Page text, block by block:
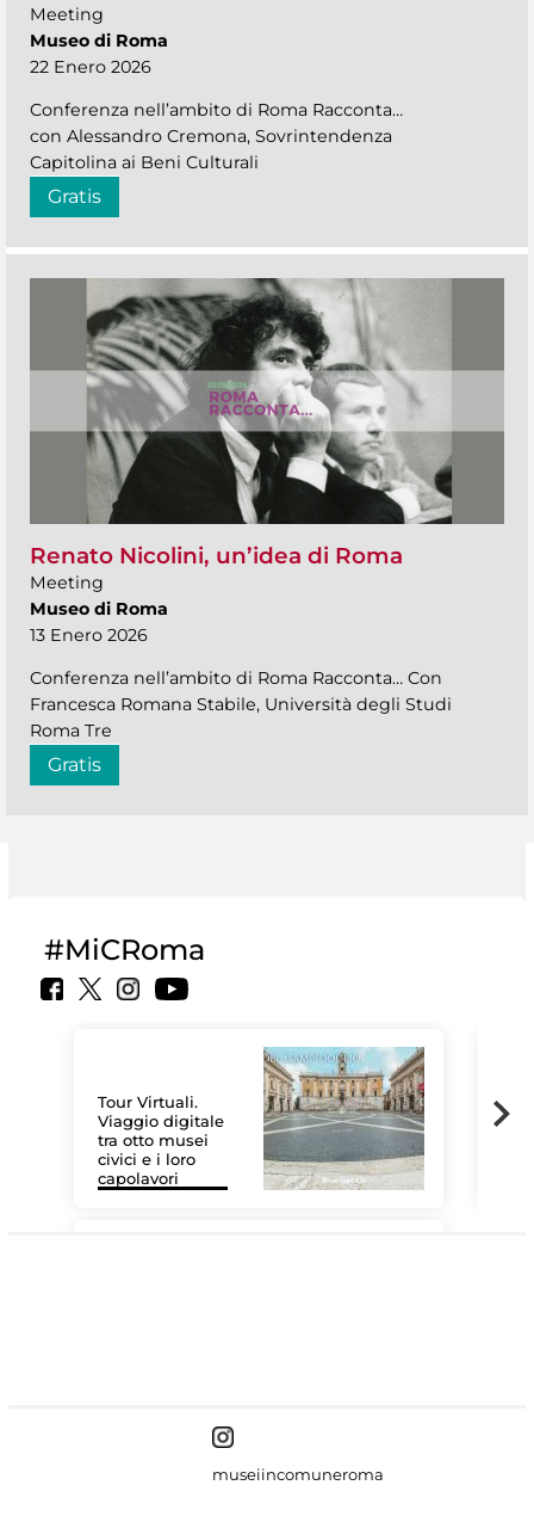
Meeting
Museo di Roma
22 Enero 2026
Conferenza nell’ambito di Roma Racconta…
con Alessandro Cremona, Sovrintendenza
Capitolina ai Beni Culturali
Gratis
Renato Nicolini, un’idea di Roma
Meeting
Museo di Roma
13 Enero 2026
Conferenza nell’ambito di Roma Racconta… Con
Francesca Romana Stabile, Università degli Studi
Roma Tre
Gratis
#MiCRoma
Tour Virtuali.
Viaggio digitale
tra otto musei
civici e i loro
capolavori
museiincomuneroma